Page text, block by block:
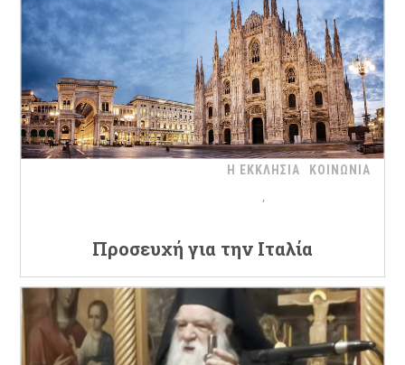
Η ΕΚΚΛΗΣΙΑ ΚΟΙΝΩΝΙΑ
Προσευχή για την Ιταλία